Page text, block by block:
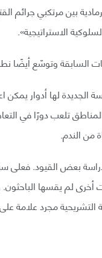
بين مرتكبي جرائم
الاستراتيجية».
السابقة وتوسّع أيضًا
لها أدوار
تلعب دورًا في
من الندم.
بعض القيود. فعلى
لم يقسها
التشريحية مجرد علامة